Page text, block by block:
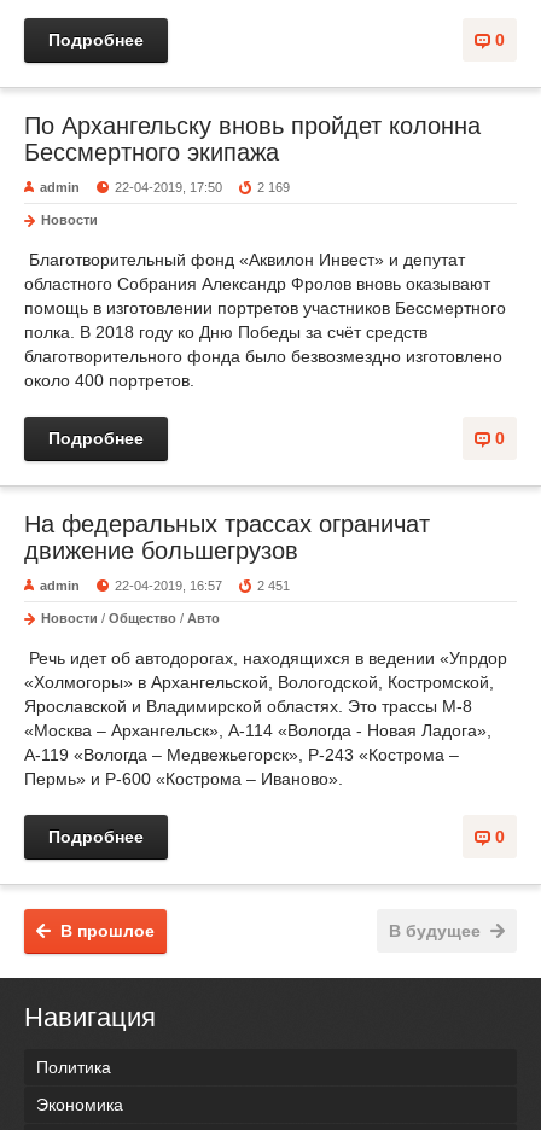
0
Подробнее
По Архангельску вновь пройдет колонна
Бессмертного экипажа
admin 22-04-2019, 17:50 2 169
Новости
Благотворительный фонд «Аквилон Инвест» и депутат
областного Собрания Александр Фролов вновь оказывают
помощь в изготовлении портретов участников Бессмертного
полка. В 2018 году ко Дню Победы за счёт средств
благотворительного фонда было безвозмездно изготовлено
около 400 портретов.
0
Подробнее
На федеральных трассах ограничат
движение большегрузов
admin 22-04-2019, 16:57 2 451
Новости / Общество / Авто
Речь идет об автодорогах, находящихся в ведении «Упрдор
«Холмогоры» в Архангельской, Вологодской, Костромской,
Ярославской и Владимирской областях. Это трассы М-8
«Москва – Архангельск», А-114 «Вологда - Новая Ладога»,
А-119 «Вологда – Медвежьегорск», Р-243 «Кострома –
Пермь» и Р-600 «Кострома – Иваново».
0
Подробнее
В будущее
В прошлое
Навигация
Политика
Экономика